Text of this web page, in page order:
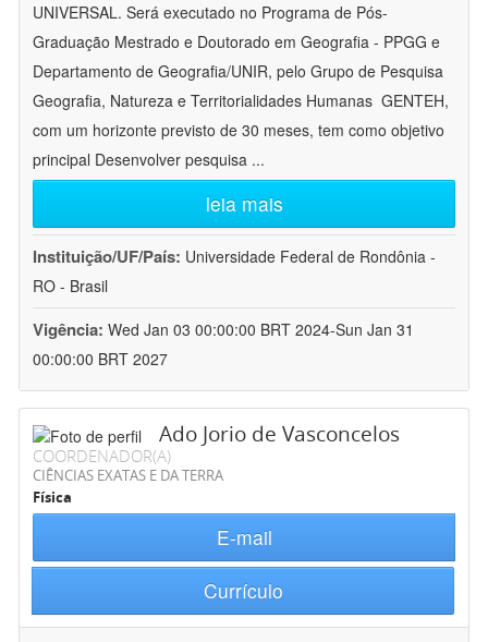
UNIVERSAL. Será executado no Programa de Pós-
Graduação Mestrado e Doutorado em Geografia - PPGG e
Departamento de Geografia/UNIR, pelo Grupo de Pesquisa
Geografia, Natureza e Territorialidades Humanas  GENTEH,
com um horizonte previsto de 30 meses, tem como objetivo
principal Desenvolver pesquisa ...
leia mais
Instituição/UF/País: Universidade Federal de Rondônia -
RO - Brasil
Vigência: Wed Jan 03 00:00:00 BRT 2024-Sun Jan 31
00:00:00 BRT 2027
Ado Jorio de Vasconcelos
COORDENADOR(A)
CIÊNCIAS EXATAS E DA TERRA
Física
E-mail
Currículo